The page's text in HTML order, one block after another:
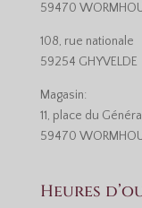
59470
108, rue nationale
59254 GHYVELDE
Magasin:
11, place du
59470
Heures